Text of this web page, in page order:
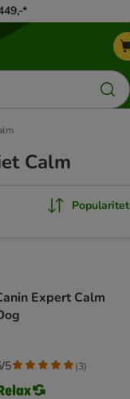
*
Calm
Popularitet
Expert Calm
5 (3)